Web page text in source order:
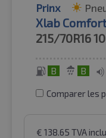
Prinx
Xlab
215/70R16
B B
Comparer les
€ 138.65 TVA